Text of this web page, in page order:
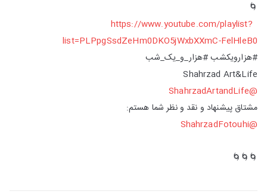
🌀
https://www.youtube.com/playlist?
list=PLPpgSsdZeHm0DKO5jWxbXXmC-FelHleB0
#هزارویکشب #هزار_و_یک_شب
Shahrzad Art&Life
@ShahrzadArtandLife
مشتاق پیشنهاد و نقد و نظر شما هستم:
@ShahrzadFotouhi
🌀🌀🌀